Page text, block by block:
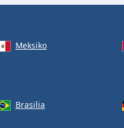
Meksiko
Brasilia